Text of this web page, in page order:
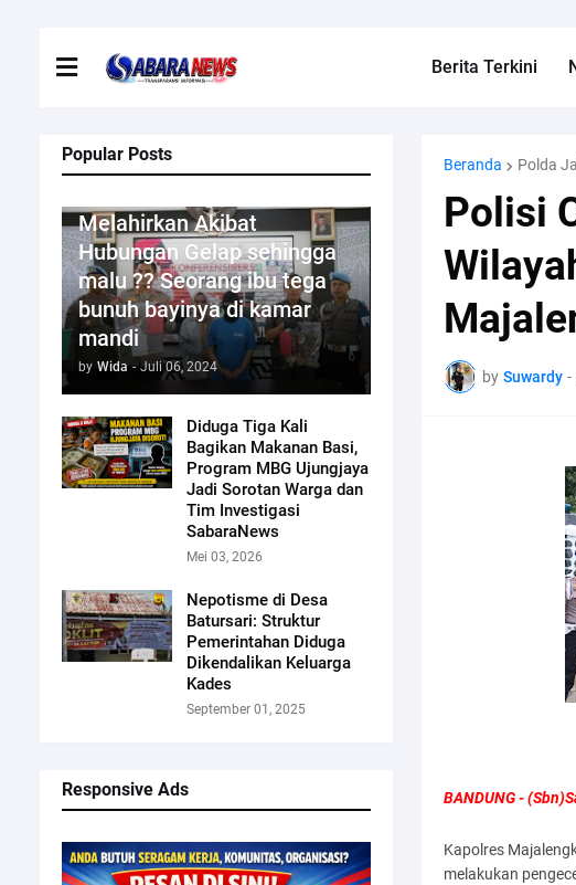
Berita Terkini
Popular Posts
Melahirkan Akibat
Hubungan Gelap sehingga
malu ?? Seorang ibu tega
bunuh bayinya di kamar
mandi
by Wida - Juli 06, 2024
Diduga Tiga Kali
Bagikan Makanan Basi,
Program MBG Ujungjaya
Jadi Sorotan Warga dan
Tim Investigasi
SabaraNews
Mei 03, 2026
Nepotisme di Desa
Batursari: Struktur
Pemerintahan Diduga
Dikendalikan Keluarga
Kades
September 01, 2025
Responsive Ads
Beranda Polda
Polisi
by Suwardy -
BANDUNG -
Kapolres
melakukan